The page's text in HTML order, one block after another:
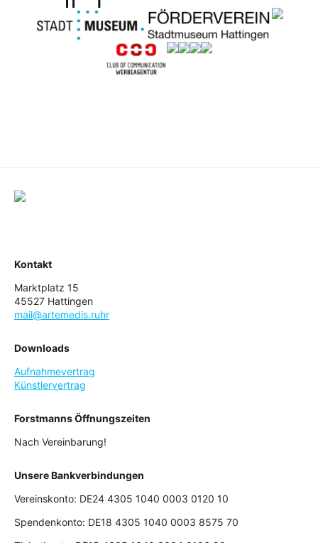
Kontakt
Marktplatz 15
45527 Hattingen
mail@artemedis.ruhr
Downloads
Aufnahmevertrag
Künstlervertrag
Forstmanns Öffnungszeiten
Nach Vereinbarung!
Unsere Bankverbindungen
Vereinskonto: DE24 4305 1040 0003 0120 10
Spendenkonto: DE18 4305 1040 0003 8575 70